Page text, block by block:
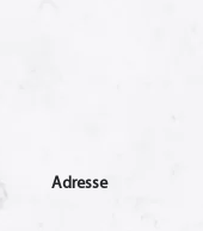
Adresse